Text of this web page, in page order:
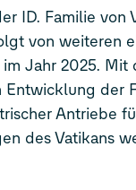
ID. Familie von
von weiteren
Jahr 2025. Mit
Entwicklung der
Antriebe
des Vatikans